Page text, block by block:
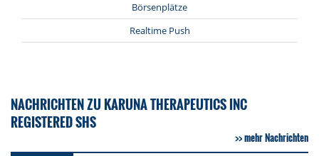
Börsenplätze
Realtime Push
NACHRICHTEN ZU KARUNA THERAPEUTICS INC
REGISTERED SHS
mehr Nachrichten